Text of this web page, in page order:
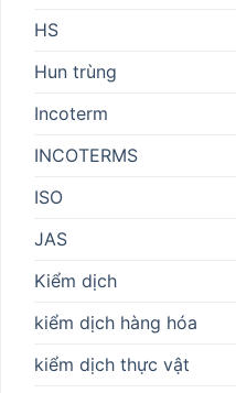
HS
Hun trùng
Incoterm
INCOTERMS
ISO
JAS
Kiểm dịch
kiểm dịch hàng hóa
kiểm dịch thực vật